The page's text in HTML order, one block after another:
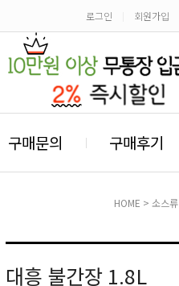
로그인 회원가입
구매문의 구매후기
HOME > 소스류
대흥 불간장 1.8L